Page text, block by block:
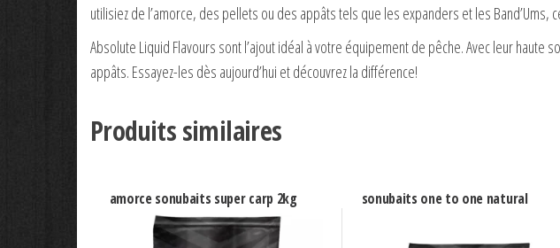
utilisiez de l’amorce, des pellets ou des appâts tels que les expanders et les
Absolute Liquid Flavours sont l’ajout idéal à votre équipement de pêche. Avec leur
appâts. Essayez-les dès aujourd’hui et découvrez la différence!
Produits similaires
amorce sonubaits super carp 2kg sonubaits one to one natural